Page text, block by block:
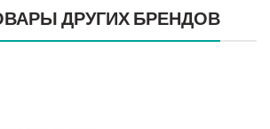
ДРУГИХ БРЕНДОВ